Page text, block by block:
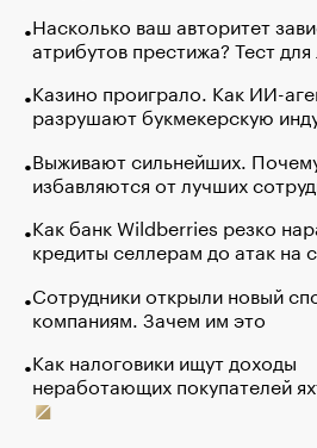
Насколько ваш авторитет
атрибутов престижа? Тест
Казино проиграло. Как ИИ-
разрушают букмекерскую
Выживают сильнейших.
избавляются от лучших
Как банк Wildberries резко
кредиты селлерам до атак на
Сотрудники открыли новый
компаниям. Зачем им это
Как налоговики ищут доходы
неработающих покупателей